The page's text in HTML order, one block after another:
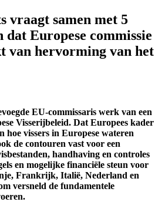
vraagt samen met 5
dat Europese commissie
van hervorming van het
EU-commissaris werk van een
Visserijbeleid. Dat Europees kader
hoe vissers in Europese wateren
de contouren vast voor een
handhaving en controles
en mogelijke financiële steun voor
Frankrijk, Italië, Nederland en
versneld de fundamentele